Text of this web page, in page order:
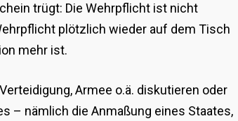
trügt: Die Wehrpflicht ist nicht
plötzlich wieder auf dem Tisch
mehr ist.
Armee o.ä. diskutieren oder
– nämlich die Anmaßung eines Staates,